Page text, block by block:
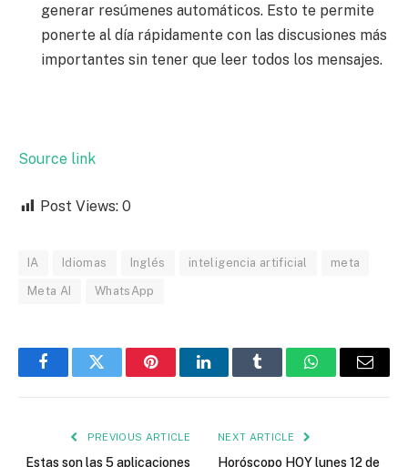
generar resúmenes automáticos. Esto te permite
ponerte al día rápidamente con las discusiones más
importantes sin tener que leer todos los mensajes.
Source link
Post Views: 0
IA Idiomas Inglés inteligencia artificial meta
Meta AI WhatsApp
FacebookTwitter PinterestLinkedInTumblr WhatsAppEmail
PREVIOUS ARTICLE
Estas son las 5 aplicaciones
NEXT ARTICLE
Horóscopo HOY lunes 12 de